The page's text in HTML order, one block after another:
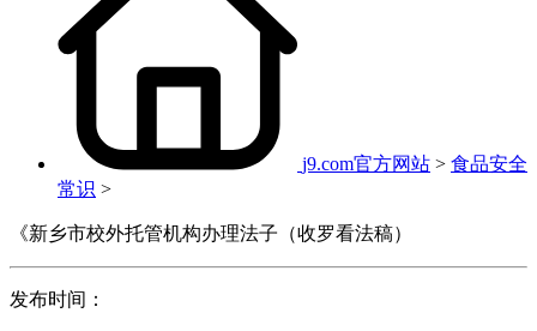
j9.com官方网站 > 食品安全
常识 >
《新乡市校外托管机构办理法子（收罗看法稿）
发布时间：